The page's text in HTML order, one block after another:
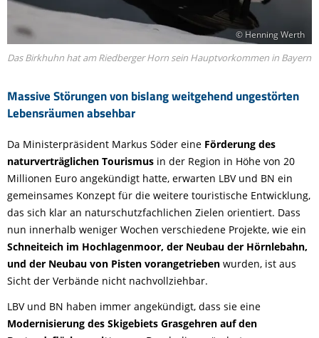
Massive Störungen von bislang weitgehend ungestörten
Lebensräumen absehbar
© Henning Werth
Das Birkhuhn hat am Riedberger Horn sein Hauptvorkommen in Bayern
Da Ministerpräsident Markus Söder eine Förderung des
naturverträglichen Tourismus in der Region in Höhe von 20
Millionen Euro angekündigt hatte, erwarten LBV und BN ein
gemeinsames Konzept für die weitere touristische Entwicklung,
das sich klar an naturschutzfachlichen Zielen orientiert. Dass
nun innerhalb weniger Wochen verschiedene Projekte, wie ein
Schneiteich im Hochlagenmoor, der Neubau der Hörnlebahn,
und der Neubau von Pisten vorangetrieben wurden, ist aus
Sicht der Verbände nicht nachvollziehbar.
LBV und BN haben immer angekündigt, dass sie eine
Modernisierung des Skigebiets Grasgehren auf den